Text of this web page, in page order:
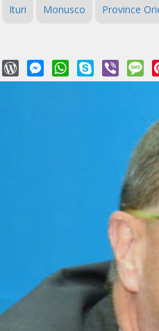
Ituri Monusco Province
LinkedInWordPressMessengerWhatsApp
Skype Viber